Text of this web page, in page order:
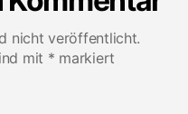
nicht veröffentlicht.
mit * markiert